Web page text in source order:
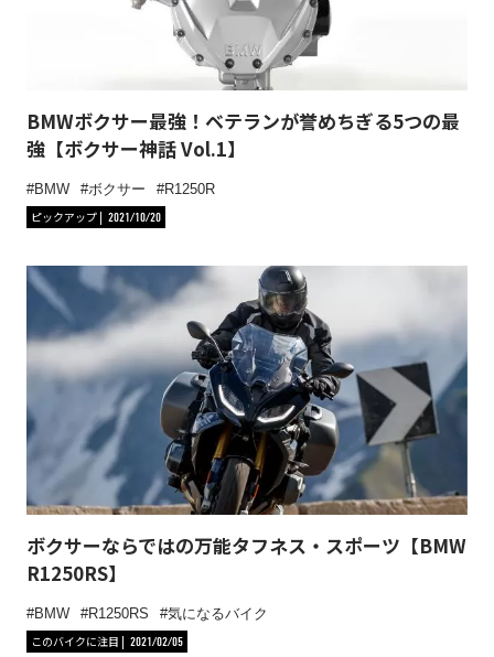
BMWボクサー最強！ベテランが誉めちぎる5つの最
強【ボクサー神話 Vol.1】
BMW ボクサー
R1250R
ピックアップ
2021/10/20
ボクサーならではの万能タフネス・スポーツ【BMW
R1250RS】
BMW R1250RS
気になるバイク
このバイクに注目
2021/02/05